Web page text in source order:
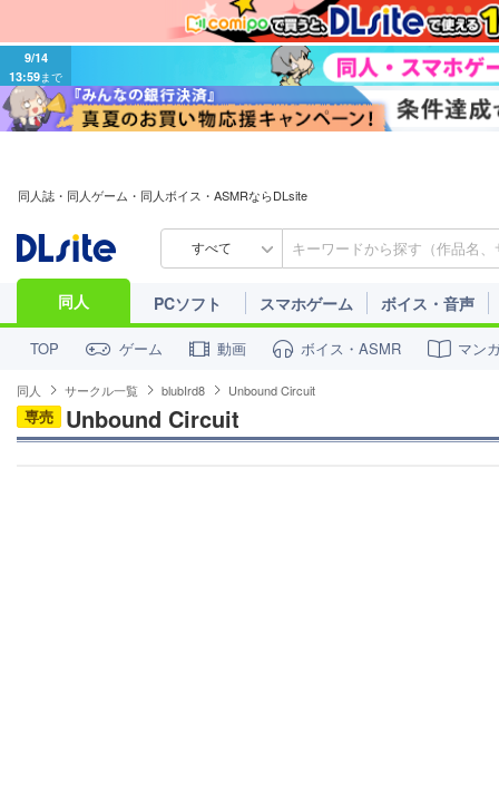
9/14
13:59まで
同人誌・同人ゲーム・同人ボイス・ASMRならDLsite
すべて
同人 PCソフト スマホゲーム ボイス・音声
TOP ゲーム 動画 ボイス・ASMR マン
同人 サークル一覧 blubIrd8 Unbound Circuit
専売 Unbound Circuit